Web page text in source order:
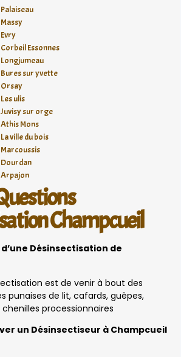
Essonnes
sur yvette
ulis
sur orge
Mons
ville du bois
Champcueil
Désinsectisation de
est de venir à bout des
punaises de lit, cafards, guêpes,
chenilles processionnaires
un Désinsectiseur à Champcueil